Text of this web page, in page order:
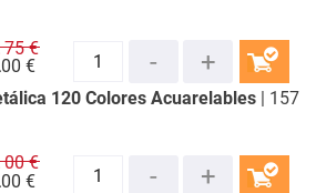
120 Colores Acuarelables| 157
75 €
00 €
COMPRAR
00 €
00 €